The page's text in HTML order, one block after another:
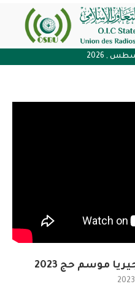
موسم حج 2023